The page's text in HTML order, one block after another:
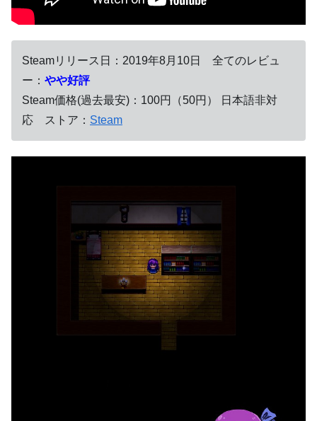
Steamリリース日：2019年8月10日 全てのレビュ
ー： やや好評
Steam価格(過去最安)：100円（50円） 日本語非対
応 ストア： Steam